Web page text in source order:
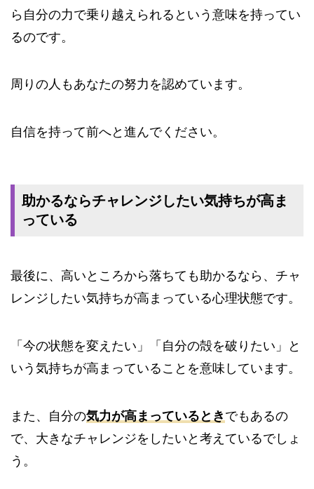
ら自分の力で乗り越えられるという意味を持ってい
るのです。
周りの人もあなたの努力を認めています。
自信を持って前へと進んでください。
助かるならチャレンジしたい気持ちが高ま
っている
最後に、高いところから落ちても助かるなら、チャ
レンジしたい気持ちが高まっている心理状態です。
「今の状態を変えたい」「自分の殻を破りたい」と
いう気持ちが高まっていることを意味しています。
また、自分の気力が高まっているとき でもあるの
で、大きなチャレンジをしたいと考えているでしょ
う。